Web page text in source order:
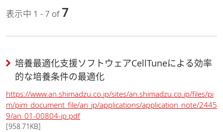
表示中 1 - 7 of 7
培養最適化支援ソフトウェアCellTuneによる効率
的な培養条件の最適化
https://www.an.shimadzu.co.jp/sites/an.shimadzu.co.jp/files/pi
m/pim_document_file/an_jp/applications/application_note/2445
9/an_01-00804-jp.pdf
[958.71KB]